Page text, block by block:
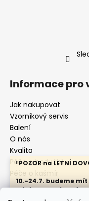
‼️POZOR na LETNÍ
10.-24.7. budeme
minimum
Nenechávejte
Informace pro
Jak nakupovat
Vzorníkový servis
Balení
O nás
Kvalita
Péče o hedvábí
Péče o kašmír